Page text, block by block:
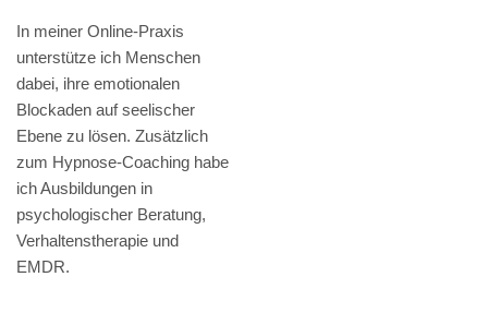
In meiner Online-Praxis
unterstütze ich Menschen
dabei, ihre emotionalen
Blockaden auf seelischer
Ebene zu lösen. Zusätzlich
zum Hypnose-Coaching habe
ich Ausbildungen in
psychologischer Beratung,
Verhaltenstherapie und
EMDR.